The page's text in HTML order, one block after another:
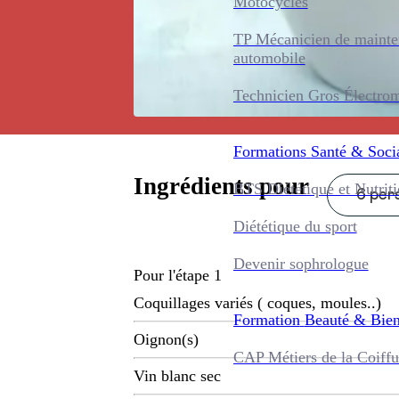
TP Mécanicien de
automobile
Technicien Gros
Formations Santé &
BTS Diététique et
Diététique du sport
Devenir sophrologue
Formation Beauté &
CAP Métiers de la
Ingrédients pour 6
Pour l'étape 1
Coquillages variés ( coques, moules..)
Oignon(s)
Vin blanc sec